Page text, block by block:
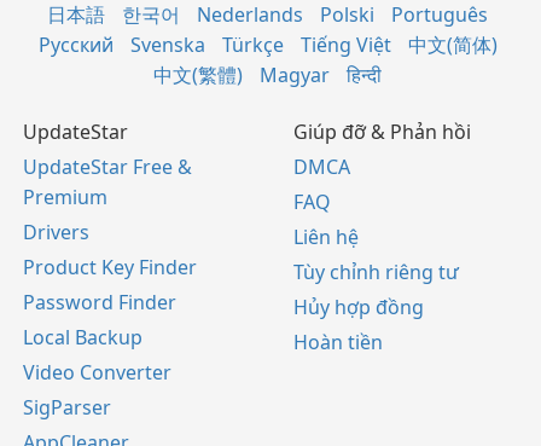
日本語
한국어 Nederlands Polski
Português
Русский
Svenska Türkçe Tiếng Việt
中文(简体)
中文(繁體)
Magyar हिन्दी
UpdateStar
UpdateStar Free &
Premium
Drivers
Product Key Finder
Password Finder
Local Backup
Video Converter
SigParser
Giúp đỡ & Phản hồi
DMCA
FAQ
Liên hệ
Tùy chỉnh riêng tư
Hủy hợp đồng
Hoàn tiền